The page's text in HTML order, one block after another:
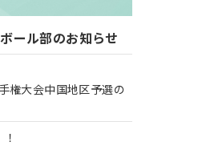
ール部のお知らせ
権大会中国地区予選の